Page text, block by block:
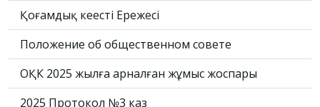
Қоғамдық кеңестің Ережесі
Положение об общественном совете
ОҚК 2025 жылға арналған жұмыс жоспары
2025 Протокол №3 каз